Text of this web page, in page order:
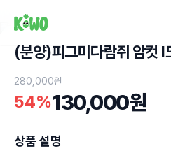
(분양)피그미다람쥐 암컷 I
280,000원
54%130,000원
상품 설명